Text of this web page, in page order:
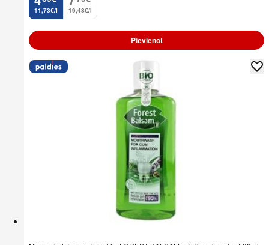
11,73€/l 19,48€/l
Pievienot